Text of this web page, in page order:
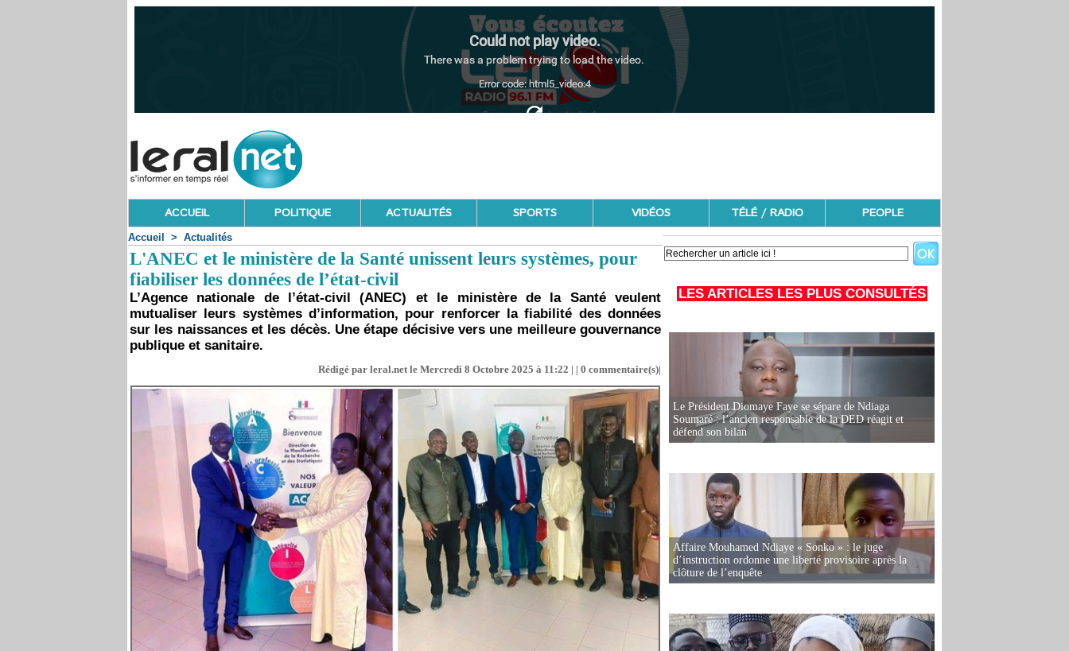
ACCUEIL POLITIQUE ACTUALITÉS SPORTS VIDÉOS TÉLÉ / RADIO PEOPLE
Accueil > Actualités
L'ANEC et le ministère de la Santé unissent leurs systèmes, pour
fiabiliser les données de l’état-civil
L’Agence nationale de l’état-civil (ANEC) et le ministère de la Santé veulent
mutualiser leurs systèmes d’information, pour renforcer la fiabilité des données
sur les naissances et les décès. Une étape décisive vers une meilleure gouvernance
publique et sanitaire.
Rédigé par leral.net le Mercredi 8 Octobre 2025 à 11:22 | | 0 commentaire(s)|
LES ARTICLES LES PLUS CONSULTÉS
Le Président Diomaye Faye se sépare de Ndiaga
Soumaré : l’ancien responsable de la DED réagit et
défend son bilan
Affaire Mouhamed Ndiaye « Sonko » : le juge
d’instruction ordonne une liberté provisoire après la
clôture de l’enquête